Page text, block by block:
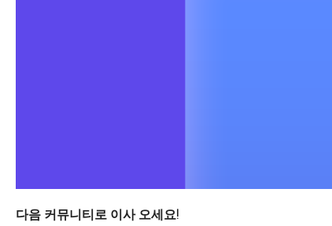
다음 커뮤니티로 이사 오세요!